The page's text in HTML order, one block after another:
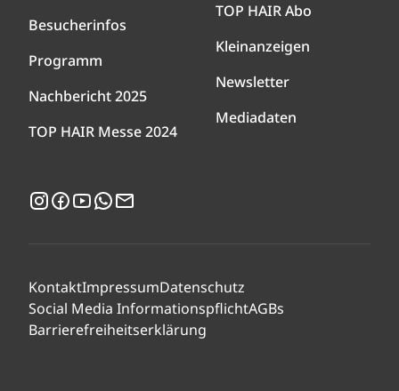
Besucherinfos
Programm
Nachbericht 2025
TOP HAIR Messe 2024
TOP HAIR Abo
Kleinanzeigen
Newsletter
Mediadaten
Instagram
Facebook
YouTubeWhatsApp
KontaktImpressumDatenschutz
Social Media InformationspflichtAGBs
Barrierefreiheitserklärung